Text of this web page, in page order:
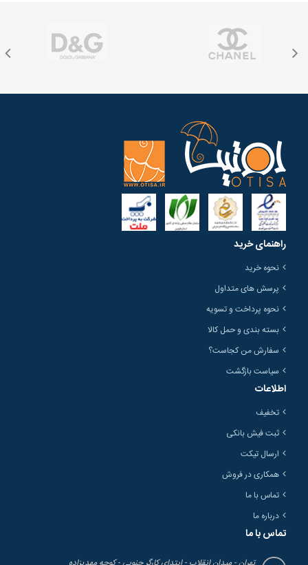
راهنمای خرید
نحوه خرید
پرسش های متداول
نحوه پرداخت و تسویه
بسته بندی و حمل کالا
سفارش من کجاست؟
سیاست بازگشت
اطلاعات
تخفیف
ثبت فیش بانکی
ارسال تیکت
همکاری در فروش
تماس با ما
درباره ما
تماس با ما